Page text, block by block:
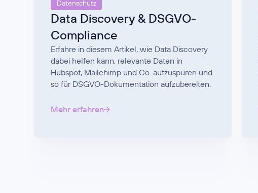
Datenschutz
Data Discovery & DSGVO-
Compliance
Erfahre in diesem Artikel, wie Data Discovery
dabei helfen kann, relevante Daten in
Hubspot, Mailchimp und Co. aufzuspüren und
so für DSGVO-Dokumentation aufzubereiten.
Mehr erfahren